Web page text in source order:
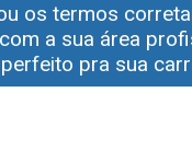
os termos
a sua área
pra sua